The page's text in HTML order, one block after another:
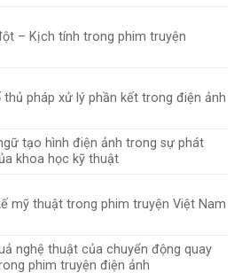
– Kịch tính trong phim truyện
thủ pháp xử lý phần kết trong điện ảnh
tạo hình điện ảnh trong sự phát
khoa học kỹ thuật
mỹ thuật trong phim truyện Việt Nam
nghệ thuật của chuyển động quay
phim truyện điện ảnh